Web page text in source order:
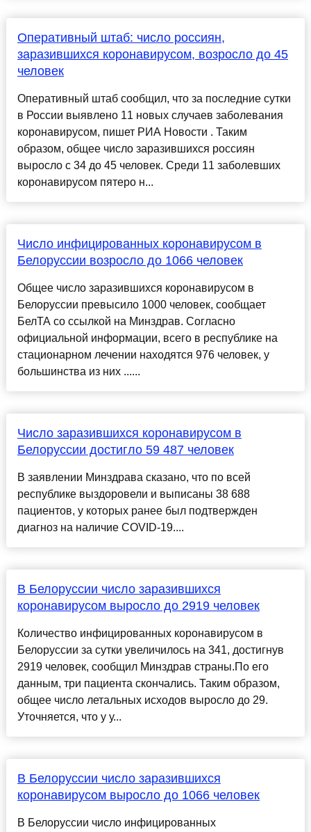
Оперативный штаб: число россиян,
заразившихся коронавирусом, возросло до 45
человек
Оперативный штаб сообщил, что за последние сутки
в России выявлено 11 новых случаев заболевания
коронавирусом, пишет РИА Новости . Таким
образом, общее число заразившихся россиян
выросло с 34 до 45 человек. Среди 11 заболевших
коронавирусом пятеро н...
Число инфицированных коронавирусом в
Белоруссии возросло до 1066 человек
Общее число заразившихся коронавирусом в
Белоруссии превысило 1000 человек, сообщает
БелТА со ссылкой на Минздрав. Согласно
официальной информации, всего в республике на
стационарном лечении находятся 976 человек, у
большинства из них ......
Число заразившихся коронавирусом в
Белоруссии достигло 59 487 человек
В заявлении Минздрава сказано, что по всей
республике выздоровели и выписаны 38 688
пациентов, у которых ранее был подтвержден
диагноз на наличие COVID-19....
В Белоруссии число заразившихся
коронавирусом выросло до 2919 человек
Количество инфицированных коронавирусом в
Белоруссии за сутки увеличилось на 341, достигнув
2919 человек, сообщил Минздрав страны.По его
данным, три пациента скончались. Таким образом,
общее число летальных исходов выросло до 29.
Уточняется, что у у...
В Белоруссии число заразившихся
коронавирусом выросло до 1066 человек
В Белоруссии число инфицированных